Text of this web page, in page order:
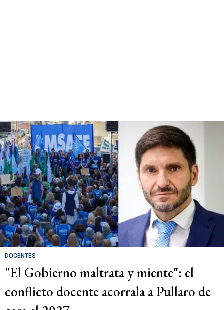
DOCENTES
"El Gobierno maltrata y miente": el
conflicto docente acorrala a Pullaro de